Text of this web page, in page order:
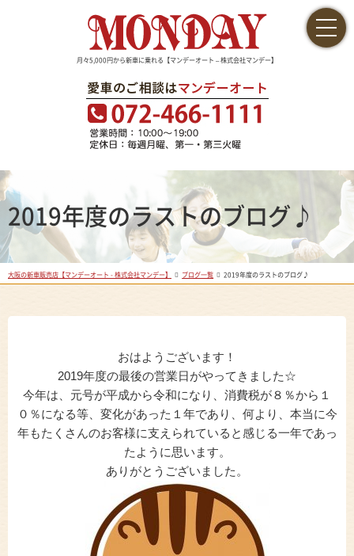
月々5,000円から新車に乗れる【マンデーオート – 株式会社マンデー】
2019年度のラストのブログ♪
大阪の新車販売店【マンデーオート - 株式会社マンデー】 ブログ一覧 2019年度のラストのブログ♪
おはようございます！
2019年度の最後の営業日がやってきました☆
今年は、元号が平成から令和になり、消費税が８％から１
０％になる等、変化があった１年であり、何より、本当に今
年もたくさんのお客様に支えられていると感じる一年であっ
たように思います。
ありがとうございました。